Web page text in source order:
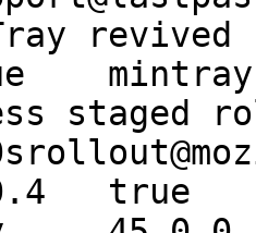
revived
staged
true